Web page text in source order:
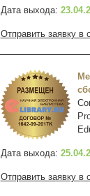
Дата выхода:
Отправить заявку в
Дата выхода:
Отправить заявку в